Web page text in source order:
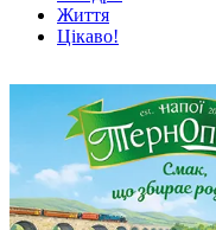
Життя
Цікаво!